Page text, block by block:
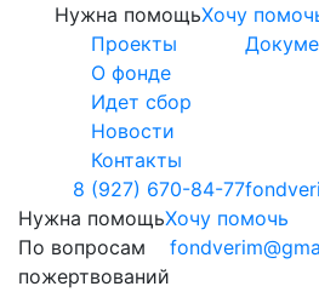
Нужна помощьХочу
Проекты
О фонде
Идет сбор
Новости
Контакты
8 (927) 670-84-77
Нужна помощьХочу помочь
По вопросам
пожертвований